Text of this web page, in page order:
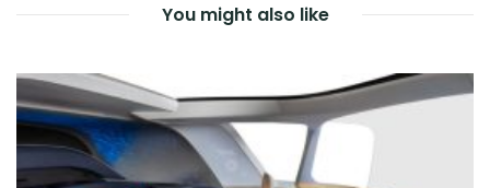
You might also like